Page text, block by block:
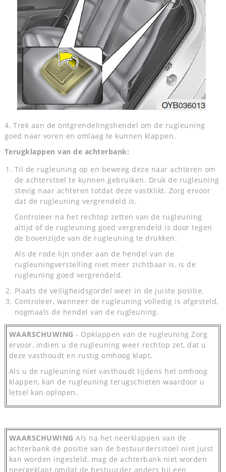
4. Trek aan de ontgrendelingshendel om de rugleuning
goed naar voren en omlaag te kunnen klappen.
Terugklappen van de achterbank:
Til de rugleuning op en beweeg deze naar achteren om
de achterstoel te kunnen gebruiken. Druk de rugleuning
stevig naar achteren totdat deze vastklikt. Zorg ervoor
dat de rugleuning vergrendeld is.
Controleer na het rechtop zetten van de rugleuning
altijd of de rugleuning goed vergrendeld is door tegen
de bovenzijde van de rugleuning te drukken.
Als de rode lijn onder aan de hendel van de
rugleuningverstelling niet meer zichtbaar is, is de
rugleuning goed vergrendeld.
Plaats de veiligheidsgordel weer in de juiste positie.
Controleer, wanneer de rugleuning volledig is afgesteld,
nogmaals de hendel van de rugleuning.
WAARSCHUWING - Opklappen van de rugleuning Zorg
ervoor, indien u de rugleuning weer rechtop zet, dat u
deze vasthoudt en rustig omhoog klapt.
Als u de rugleuning niet vasthoudt tijdens het omhoog
klappen, kan de rugleuning terugschieten waardoor u
letsel kan oplopen.
WAARSCHUWING Als na het neerklappen van de
achterbank de positie van de bestuurdersstoel niet juist
kan worden ingesteld, mag de achterbank niet worden
neergeklapt omdat de bestuurder anders bij een